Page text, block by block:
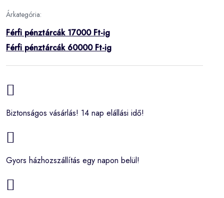
Árkategória:
Férfi pénztárcák 17000 Ft-ig
Férfi pénztárcák 60000 Ft-ig
Biztonságos vásárlás! 14 nap elállási idő!
Gyors házhozszállítás egy napon belül!